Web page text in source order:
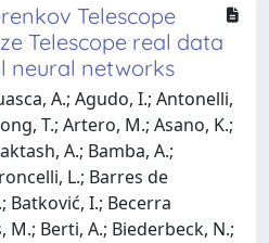
Telescope
Telescope real data
neural networks
A.; Agudo, I.; Antonelli,
T.; Artero, M.; Asano, K.;
A.; Bamba, A.;
L.; Barres de
Batković, I.; Becerra
M.; Berti, A.; Biederbeck, N.;